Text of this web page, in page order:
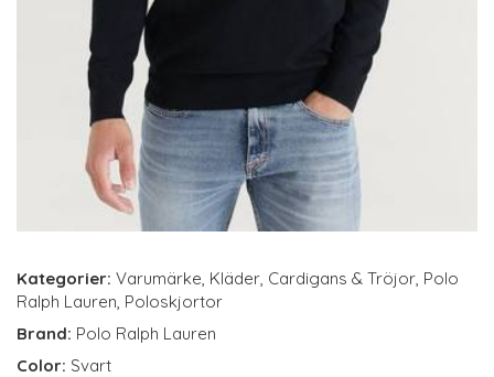
Kategorier: Varumärke Kläder Cardigans & Tröjor Polo
Ralph Lauren Poloskjortor
Brand: Polo Ralph Lauren
Color: Svart